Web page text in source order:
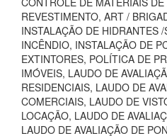
REVESTIMENTO, ART /
INSTALAÇÃO DE HIDRANTES
INCÊNDIO, INSTALAÇÃO DE
EXTINTORES, POLÍTICA DE
IMÓVEIS, LAUDO DE
RESIDENCIAIS, LAUDO DE
COMERCIAIS, LAUDO DE
LOCAÇÃO, LAUDO DE
LAUDO DE AVALIAÇÃO DE